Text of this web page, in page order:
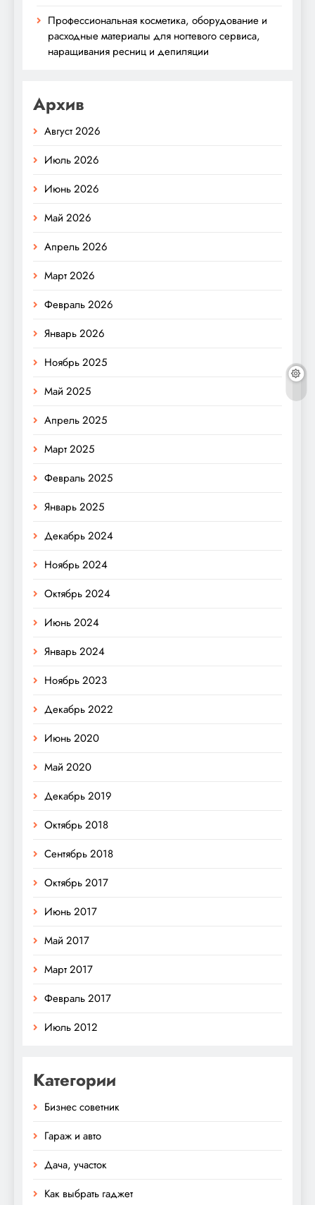
Профессиональная косметика, оборудование и
расходные материалы для ногтевого сервиса,
наращивания ресниц и депиляции
Архив
Август 2026
Июль 2026
Июнь 2026
Май 2026
Апрель 2026
Март 2026
Февраль 2026
Январь 2026
Ноябрь 2025
Май 2025
Апрель 2025
Март 2025
Февраль 2025
Январь 2025
Декабрь 2024
Ноябрь 2024
Октябрь 2024
Июнь 2024
Январь 2024
Ноябрь 2023
Декабрь 2022
Июнь 2020
Май 2020
Декабрь 2019
Октябрь 2018
Сентябрь 2018
Октябрь 2017
Июнь 2017
Май 2017
Март 2017
Февраль 2017
Июль 2012
Категории
Бизнес советник
Гараж и авто
Дача, участок
Как выбрать гаджет